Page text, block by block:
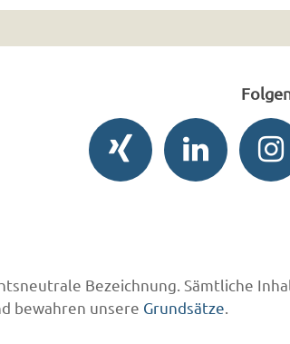
Bezeichnung. Sämtliche
bewahren unsere Grundsätze